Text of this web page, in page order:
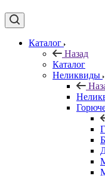
Каталог
Назад
Каталог
Неликвиды